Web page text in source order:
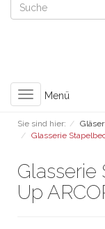
Toggle
navigation
Menü
Sie sind hier: Gläser
Glasserie
Up